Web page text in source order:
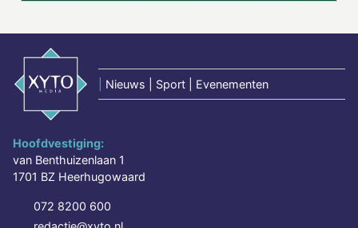
Nieuws | Sport | Evenementen
Hoofdvestiging:
van Benthuizenlaan 1
1701 BZ Heerhugowaard
072 8200 600